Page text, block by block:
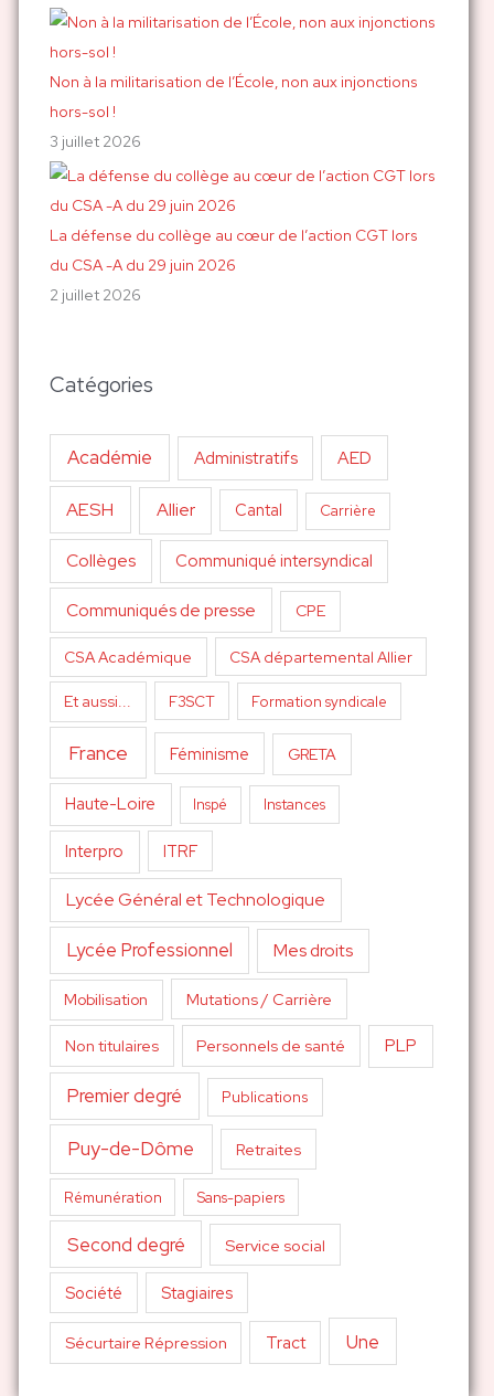
Non à la militarisation de l’École, non aux injonctions
hors-sol !
3 juillet 2026
La défense du collège au cœur de l’action CGT lors
du CSA -A du 29 juin 2026
2 juillet 2026
Catégories
Académie Administratifs AED
AESH Allier Cantal Carrière
Collèges Communiqué intersyndical
Communiqués de presse CPE
CSA Académique CSA départemental Allier
Et aussi... F3SCT Formation syndicale
France Féminisme GRETA
Haute-Loire Inspé Instances
Interpro ITRF
Lycée Général et Technologique
Lycée Professionnel Mes droits
Mobilisation Mutations / Carrière
Non titulaires Personnels de santé PLP
Premier degré Publications
Puy-de-Dôme Retraites
Rémunération Sans-papiers
Second degré Service social
Société Stagiaires
Sécurtaire Répression Tract Une